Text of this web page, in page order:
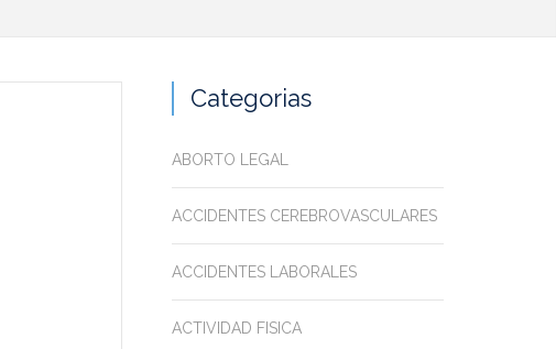
Categorias
ABORTO LEGAL
ACCIDENTES CEREBROVASCULARES
ACCIDENTES LABORALES
ACTIVIDAD FISICA